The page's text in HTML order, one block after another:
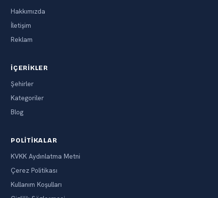
Hakkımızda
İletişim
Reklam
İÇERIKLER
Şehirler
Kategoriler
Blog
POLITIKALAR
KVKK Aydınlatma Metni
Çerez Politikası
Kullanım Koşulları